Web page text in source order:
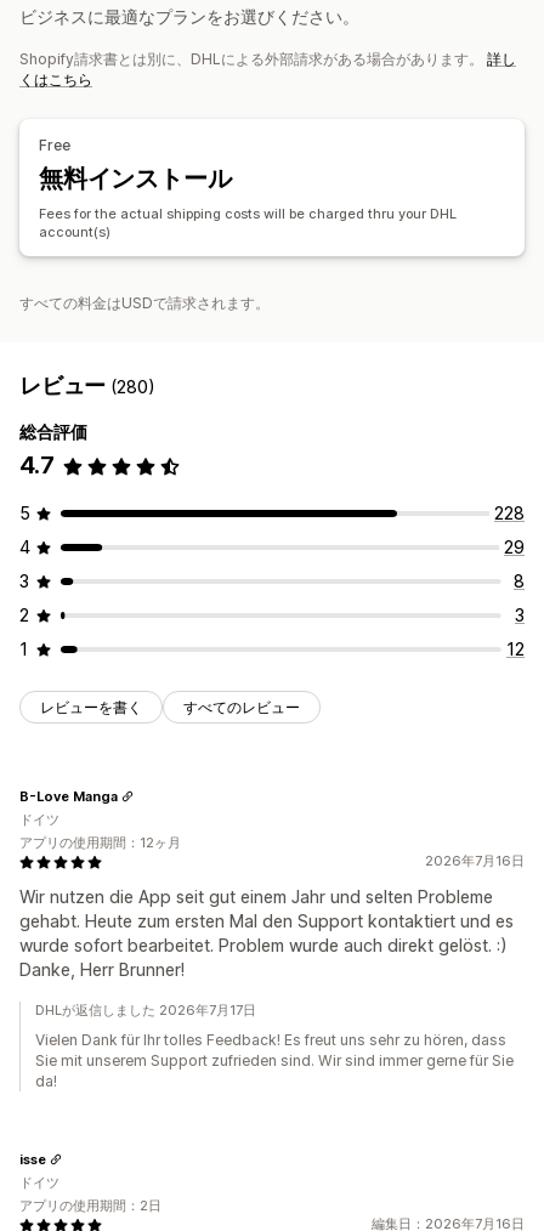
リアルタイム追跡 注文の更新
ビジネスに最適なプランをお選びください。
Shopify請求書とは別に、DHLによる外部請求がある場合があります。 詳し
くはこちら
Free
無料インストール
Fees for the actual shipping costs will be charged thru your DHL
account(s)
すべての料金はUSDで請求されます。
レビュー (280)
総合評価
4.7
5
228
4
29
3
8
2
3
1
12
レビューを書く すべてのレビュー
2026年7月16日
Wir nutzen die App seit gut einem Jahr und selten Probleme
gehabt. Heute zum ersten Mal den Support kontaktiert und es
wurde sofort bearbeitet. Problem wurde auch direkt gelöst. :)
Danke, Herr Brunner!
B-Love Manga
ドイツ
アプリの使用期間：12ヶ月
DHLが返信しました 2026年7月17日
Vielen Dank für Ihr tolles Feedback! Es freut uns sehr zu hören, dass
Sie mit unserem Support zufrieden sind. Wir sind immer gerne für Sie
da!
編集日：2026年7月16日
isse
ドイツ
アプリの使用期間：2日